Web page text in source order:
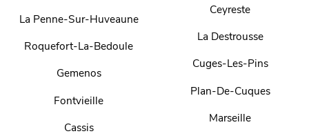
La Penne-Sur-Huveaune
Roquefort-La-Bedoule
Gemenos
Fontvieille
Cassis
Ceyreste
La Destrousse
Cuges-Les-Pins
Plan-De-Cuques
Marseille